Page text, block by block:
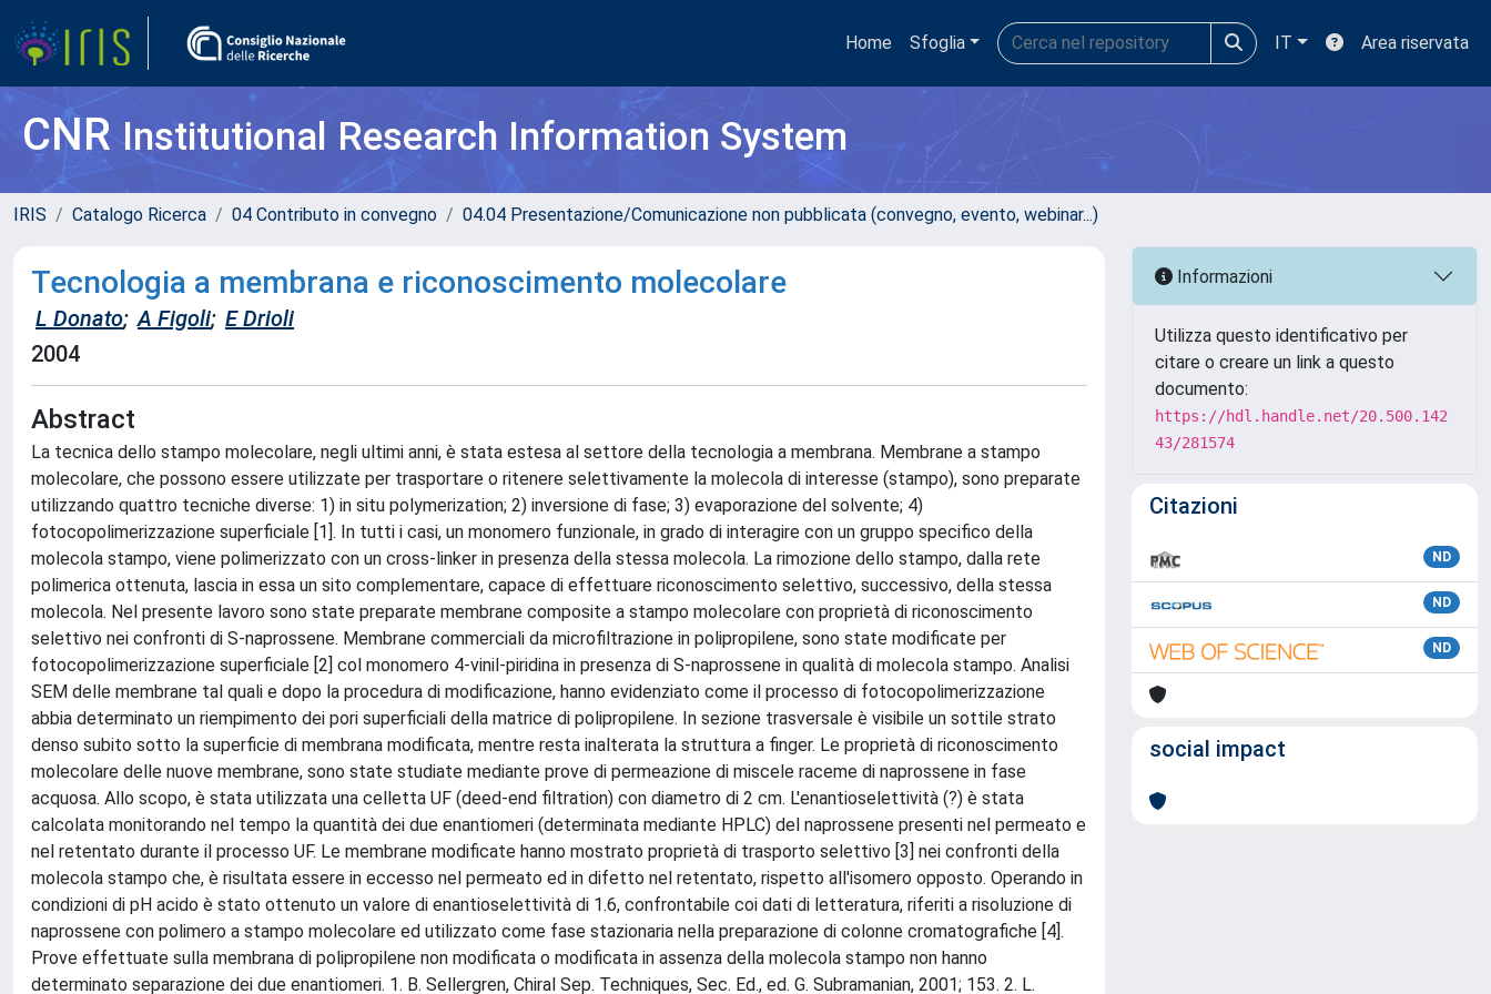
Home Sfoglia IT Area riservata
CNRInstitutional Research Information System
IRIS Catalogo Ricerca 04 Contributo in convegno 04.04 Presentazione/Comunicazione non pubblicata (convegno, evento, webinar...)
Tecnologia a membrana e riconoscimento molecolare
L Donato; A Figoli; E Drioli
2004
Abstract
La tecnica dello stampo molecolare, negli ultimi anni, è stata estesa al settore della tecnologia a membrana. Membrane a stampo
molecolare, che possono essere utilizzate per trasportare o ritenere selettivamente la molecola di interesse (stampo), sono preparate
utilizzando quattro tecniche diverse: 1) in situ polymerization; 2) inversione di fase; 3) evaporazione del solvente; 4)
fotocopolimerizzazione superficiale [1]. In tutti i casi, un monomero funzionale, in grado di interagire con un gruppo specifico della
molecola stampo, viene polimerizzato con un cross-linker in presenza della stessa molecola. La rimozione dello stampo, dalla rete
polimerica ottenuta, lascia in essa un sito complementare, capace di effettuare riconoscimento selettivo, successivo, della stessa
molecola. Nel presente lavoro sono state preparate membrane composite a stampo molecolare con proprietà di riconoscimento
selettivo nei confronti di S-naprossene. Membrane commerciali da microfiltrazione in polipropilene, sono state modificate per
fotocopolimerizzazione superficiale [2] col monomero 4-vinil-piridina in presenza di S-naprossene in qualità di molecola stampo. Analisi
SEM delle membrane tal quali e dopo la procedura di modificazione, hanno evidenziato come il processo di fotocopolimerizzazione
abbia determinato un riempimento dei pori superficiali della matrice di polipropilene. In sezione trasversale è visibile un sottile strato
denso subito sotto la superficie di membrana modificata, mentre resta inalterata la struttura a finger. Le proprietà di riconoscimento
molecolare delle nuove membrane, sono state studiate mediante prove di permeazione di miscele raceme di naprossene in fase
acquosa. Allo scopo, è stata utilizzata una celletta UF (deed-end filtration) con diametro di 2 cm. L'enantioselettività (?) è stata
calcolata monitorando nel tempo la quantità dei due enantiomeri (determinata mediante HPLC) del naprossene presenti nel permeato e
nel retentato durante il processo UF. Le membrane modificate hanno mostrato proprietà di trasporto selettivo [3] nei confronti della
molecola stampo che, è risultata essere in eccesso nel permeato ed in difetto nel retentato, rispetto all'isomero opposto. Operando in
condizioni di pH acido è stato ottenuto un valore di enantioselettività di 1.6, confrontabile coi dati di letteratura, riferiti a risoluzione di
naprossene con polimero a stampo molecolare ed utilizzato come fase stazionaria nella preparazione di colonne cromatografiche [4].
Prove effettuate sulla membrana di polipropilene non modificata o modificata in assenza della molecola stampo non hanno
determinato separazione dei due enantiomeri. 1. B. Sellergren, Chiral Sep. Techniques, Sec. Ed., ed. G. Subramanian, 2001; 153. 2. L.
Informazioni
Utilizza questo identificativo per
citare o creare un link a questo
documento:
https://hdl.handle.net/20.500.142
43/281574
Citazioni
ND
ND
ND
social impact